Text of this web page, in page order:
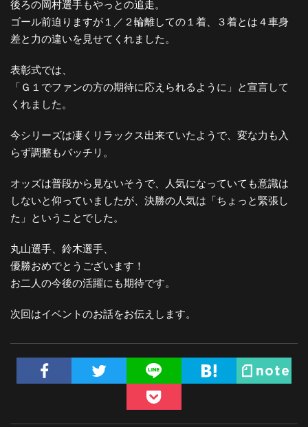
後ろの岡村選手もやっとの追走。
ゴール前迫りますが１／２輪離しての１着、３着とは４車身
差と力の違いを見せてくれました。
表彰式では、
「Ｇ１でファンの方の期待に応えられるように」と宣言して
くれました。
今シリーズは凄くリラックス出来ていたようで、変な力も入
らず調整もバッチリ。
オッズは普段から見ないそうで、人気になっていても意識は
しないと仰っていましたが、決勝の人気は「ちょっと緊張し
た」ということでした。
丸山選手、鈴木選手、
優勝おめでとうございます！
お二人の今後の活躍にも期待です。
次回はイベントのお話をお伝えします。